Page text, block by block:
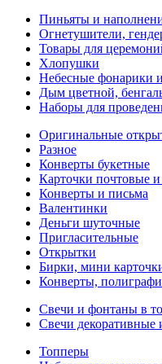
Пиньяты и
Огнетушители,
Товары для
Хлопушки
Небесные фонарики
Дым цветной,
Наборы для
Оригинальные
Разное
Конверты букетные
Карточки почтовые
Конверты и письма
Валентинки
Деньги шуточные
Пригласительные
Открытки
Бирки, мини
Конверты,
Свечи и фонтаны в
Свечи декоративные
Топперы